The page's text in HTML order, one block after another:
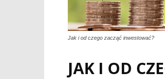
Jak i od czego zacząć inwestować?
JAK I OD